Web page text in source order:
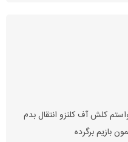
کلش آف کلنزو انتقال بدم
بازیم برگرده